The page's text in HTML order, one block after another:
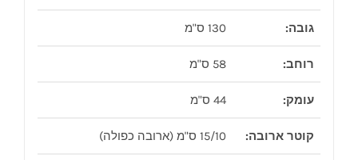
גובה: 130 ס"מ
רוחב: 58 ס"מ
עומק: 44 ס"מ
קוטר ארובה: 15/10 ס"מ (ארובה כפולה)